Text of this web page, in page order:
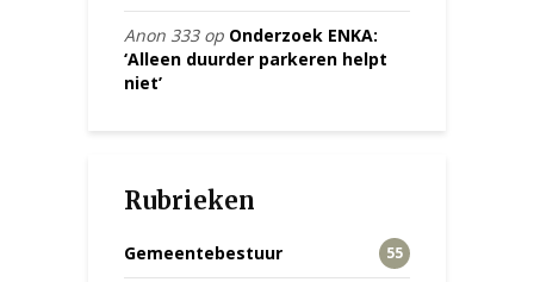
Anon 333op Onderzoek ENKA:
‘Alleen duurder parkeren helpt
niet’
Rubrieken
Gemeentebestuur 55